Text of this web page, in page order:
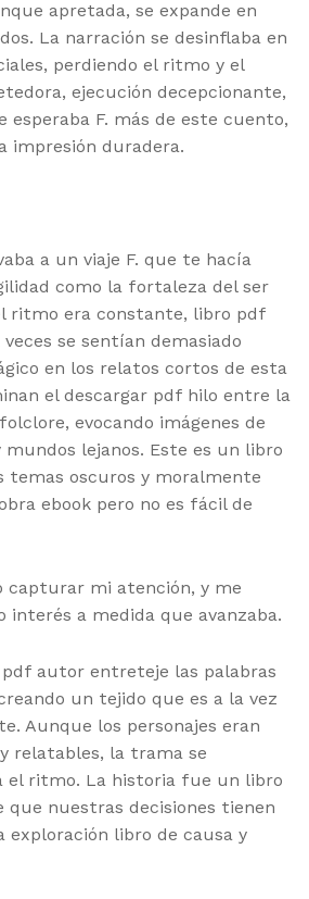
apretada, se expande en
La narración se desinflaba en
perdiendo el ritmo y el
ejecución decepcionante,
esperaba F. más de este cuento,
impresión duradera.
a un viaje F. que te hacía
como la fortaleza del ser
ritmo era constante, libro pdf
se sentían demasiado
en los relatos cortos de esta
el descargar pdf hilo entre la
evocando imágenes de
lejanos. Este es un libro
temas oscuros y moralmente
ebook pero no es fácil de
capturar mi atención, y me
interés a medida que avanzaba.
pdf autor entreteje las palabras
un tejido que es a la vez
Aunque los personajes eran
relatables, la trama se
el ritmo. La historia fue un libro
que nuestras decisiones tienen
exploración libro de causa y